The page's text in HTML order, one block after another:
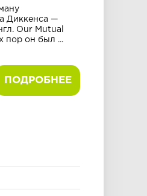
Диккенса —
Our Mutual
пор он был ...
ПОДРОБНЕЕ